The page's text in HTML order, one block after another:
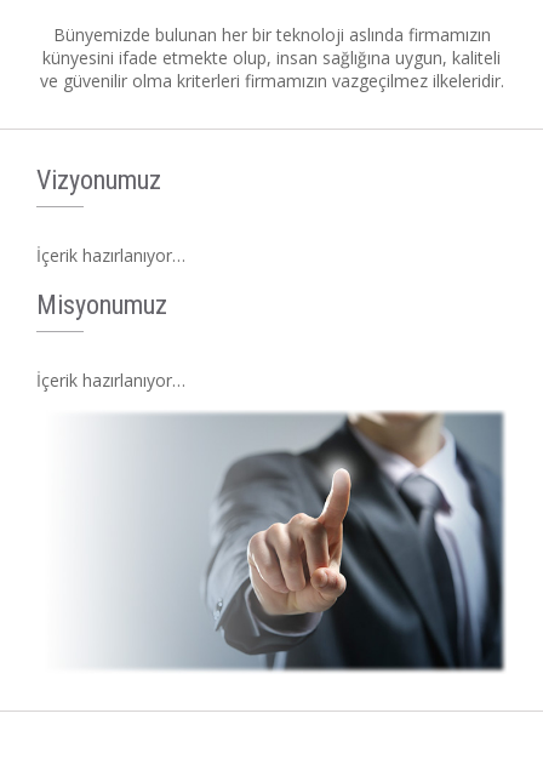
Bünyemizde bulunan her bir teknoloji aslında firmamızın
künyesini ifade etmekte olup, insan sağlığına uygun, kaliteli
ve güvenilir olma kriterleri firmamızın vazgeçilmez ilkeleridir.
Vizyonumuz
İçerik hazırlanıyor…
Misyonumuz
İçerik hazırlanıyor…